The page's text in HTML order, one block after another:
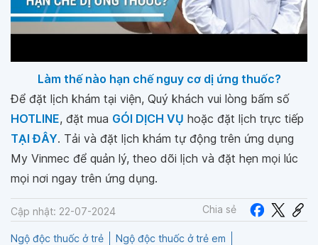
Làm thế nào hạn chế nguy cơ dị ứng thuốc?
Để đặt lịch khám tại viện, Quý khách vui lòng bấm số
HOTLINE, đặt mua GÓI DỊCH VỤ hoặc đặt lịch trực tiếp
TẠI ĐÂY. Tải và đặt lịch khám tự động trên ứng dụng
My Vinmec để quản lý, theo dõi lịch và đặt hẹn mọi lúc
mọi nơi ngay trên ứng dụng.
Cập nhật: 22-07-2024 Chia sẻ
Ngộ độc thuốc ở trẻ
Ngộ độc thuốc ở trẻ em